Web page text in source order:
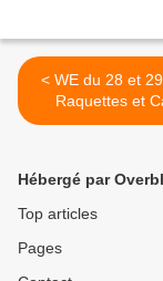
< WE du 28 et 29 Janvier
Raquettes et
Norvégiennes
Hébergé par
Top articles
Pages